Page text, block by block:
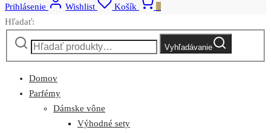
Prihlásenie Wishlist Košík
Hľadať:
Vyhľadávanie
Domov
Parfémy
Dámske vône
Výhodné sety